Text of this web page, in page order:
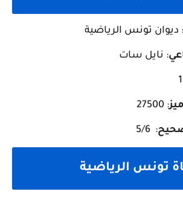
: ديوان تونس الرياضية
: نايل سات
: 27500
: 5/6
تونس الرياضية